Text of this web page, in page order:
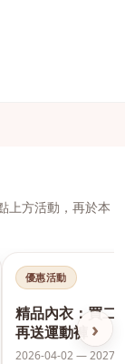
上方活動，再於本
›
優惠活動
精品內衣：買二
再送運動褲
2026-04-02 — 2027-